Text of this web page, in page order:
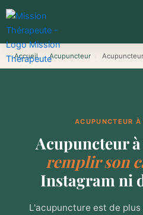
Aller
au
contenu
Accueil › Acupuncteur
ACUPUNCTEUR
Acupuncteur
remplir son
Instagram ni
L'acupuncture est de